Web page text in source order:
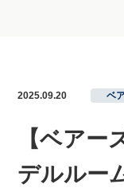
2025.09.20 ベ
【ベアー
デルルー